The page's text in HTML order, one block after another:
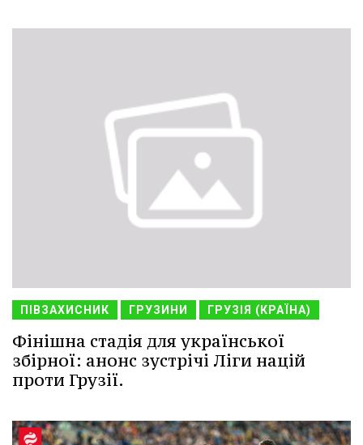
ПІВЗАХИСНИК ГРУЗИНИ ГРУЗІЯ (КРАЇНА)
Фінішна стадія для української
збірної: анонс зустрічі Ліги націй
проти Грузії.